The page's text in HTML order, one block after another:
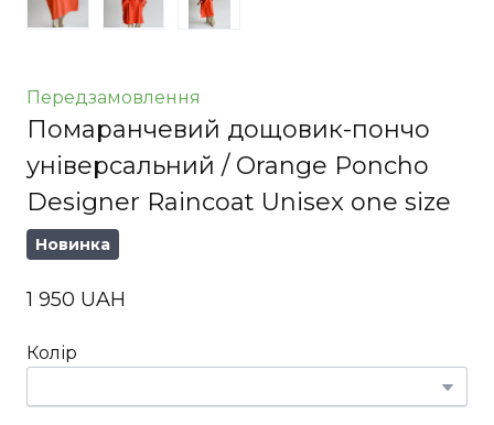
Передзамовлення
Помаранчевий дощовик-пончо
універсальний / Orange Poncho
Designer Raincoat Unisex one size
Новинка
1 950 UAH
Колір